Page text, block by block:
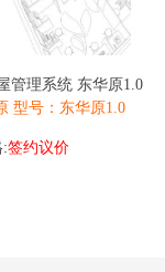
管理系统 东华原1.0
型号：东华原1.0
:签约议价